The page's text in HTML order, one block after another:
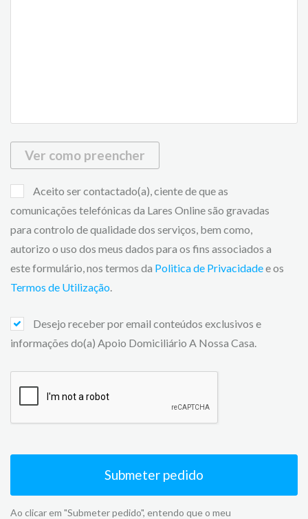
Ver como preencher
Aceito ser contactado(a), ciente de que as
comunicações telefónicas da Lares Online são gravadas
para controlo de qualidade dos serviços, bem como,
autorizo o uso dos meus dados para os fins associados a
este formulário, nos termos da Politica de Privacidadee os
Termos de Utilização.
Desejo receber por email conteúdos exclusivos e
informações do(a) Apoio Domiciliário A Nossa Casa.
Submeter pedido
Ao clicar em "Submeter pedido", entendo que o meu